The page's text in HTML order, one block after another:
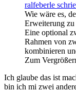
ralfeberle
Wie wäre es,
Erweiterung zu
Eine optional
Rahmen von
kombinieren
Zum
Ich glaube das ist
bin ich mi zwei